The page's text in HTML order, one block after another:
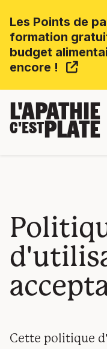
Les Points de
formation
budget
encore !
L'APATHIE
C'ESTPLATE
Cette politique